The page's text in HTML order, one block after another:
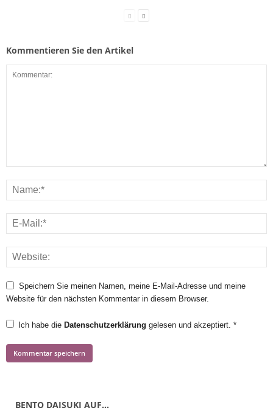
Kommentieren Sie den Artikel
Speichern Sie meinen Namen, meine E-Mail-Adresse und meine
Website für den nächsten Kommentar in diesem Browser.
Ich habe die Datenschutzerklärung gelesen und akzeptiert. *
BENTO DAISUKI AUF…